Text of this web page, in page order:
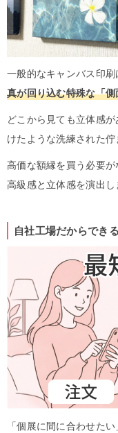
一般的なキャンバス印刷
真が回り込む特殊な「
どこから見ても立体感
けたような洗練された佇
高価な額縁を買う必要
高級感と立体感を演出し
自社工場だからでき
「個展に間に合わせた